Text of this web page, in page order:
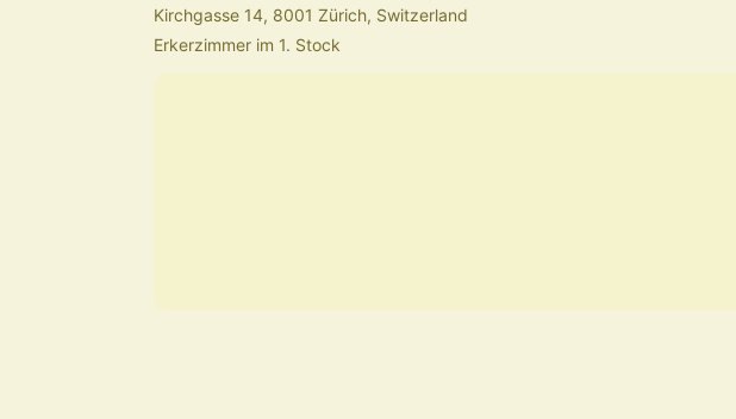
Kirchgasse 14, 8001 Zürich, Switzerland
Erkerzimmer im 1. Stock